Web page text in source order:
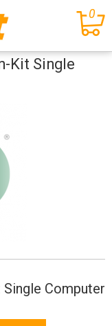
0
Kit Single
Computer